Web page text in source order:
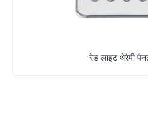
रेड लाइट थेरेपी